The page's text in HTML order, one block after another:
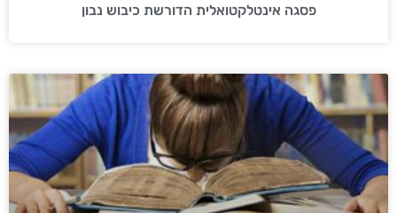
פסגה אינטלקטואלית הדורשת כיבוש נבון